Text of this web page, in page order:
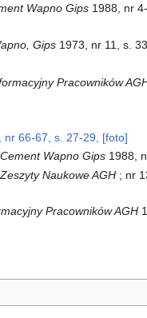
Wapno Gips 1988, nr
Gips 1973, nr 11, s.
Pracowników
nr 66-67, s. 27-29, [foto]
Cement Wapno Gips 1988,
Zeszyty Naukowe AGH ; nr
Pracowników AGH